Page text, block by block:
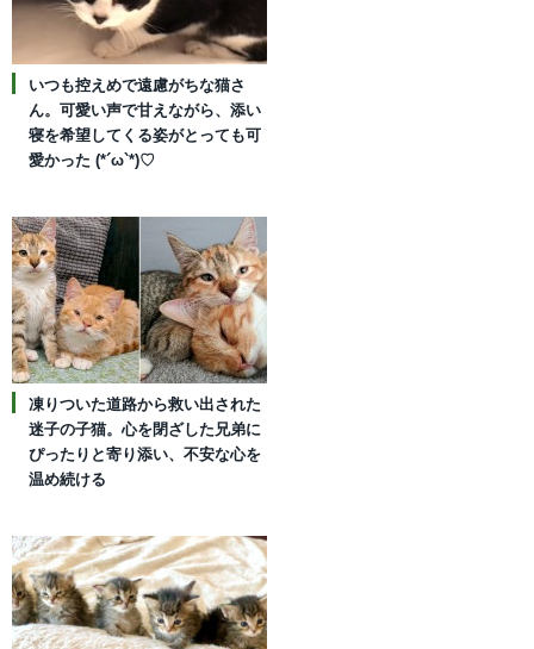
いつも控えめで遠慮がちな猫さ
ん。可愛い声で甘えながら、添い
寝を希望してくる姿がとっても可
愛かった (*´ω`*)♡
凍りついた道路から救い出された
迷子の子猫。心を閉ざした兄弟に
ぴったりと寄り添い、不安な心を
温め続ける